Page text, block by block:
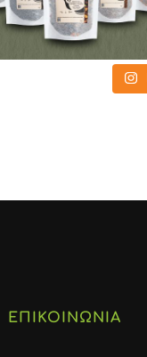
ΕΠΙΚΟΙΝΩΝΙΑ